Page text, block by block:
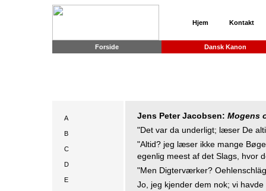
Hjem Kontakt
Forside Dansk Kanon
A
B
C
D
E
Jens Peter Jacobsen: Mogens
"Det var da underligt; læser De
"Altid? jeg læser ikke mange
egenlig meest af det Slags, hvor
"Men Digterværker?
Jo, jeg kjender dem nok; vi